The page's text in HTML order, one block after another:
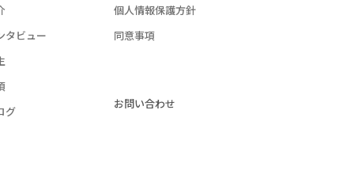
タビュー
グ
個人情報保護方針
同意事項
お問い合わせ